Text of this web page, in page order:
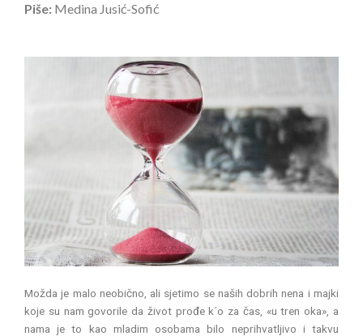
Piše: Medina Jusić-Sofić
Možda je malo neobično, ali sjetimo se naših dobrih nena i majki
koje su nam govorile da život prođe k´o za čas, «u tren oka», a
nama je to kao mladim osobama bilo neprihvatljivo i takvu